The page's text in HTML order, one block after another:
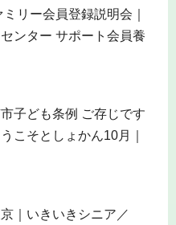
リー会員登録説明会｜
ンター サポート会員養
子ども条例 ご存じです
こそとしょかん10月｜
｜いきいきシニア／